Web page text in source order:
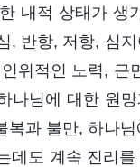
내적 상태가 생
반항, 저항, 심
위적인 노력, 근
나님에 대한 원
과 불만, 하나
도 계속 진리